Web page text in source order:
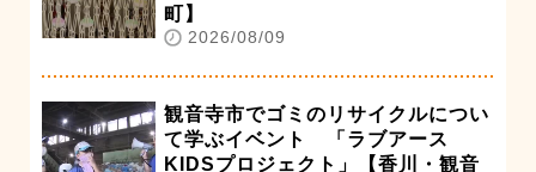
町】
2026/08/09
観音寺市でゴミのリサイクルについ
て学ぶイベント 「ラブアース
KIDSプロジェクト」【香川・観音